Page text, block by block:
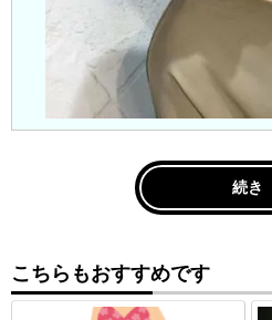
続き
こちらもおすすめです